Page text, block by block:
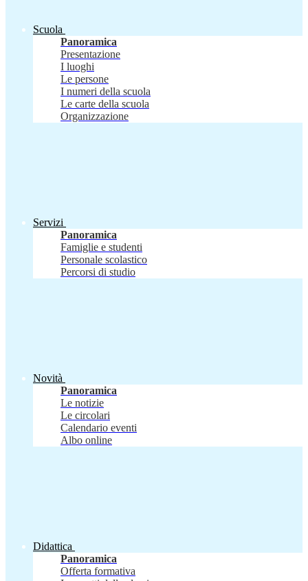
Scuola
Panoramica
Presentazione
I luoghi
Le persone
I numeri della scuola
Le carte della scuola
Organizzazione
Servizi
Panoramica
Famiglie e studenti
Personale scolastico
Percorsi di studio
Novità
Panoramica
Le notizie
Le circolari
Calendario eventi
Albo online
Didattica
Panoramica
Offerta formativa